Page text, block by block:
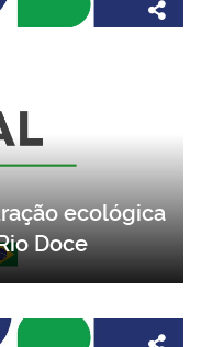
ecológica
Doce